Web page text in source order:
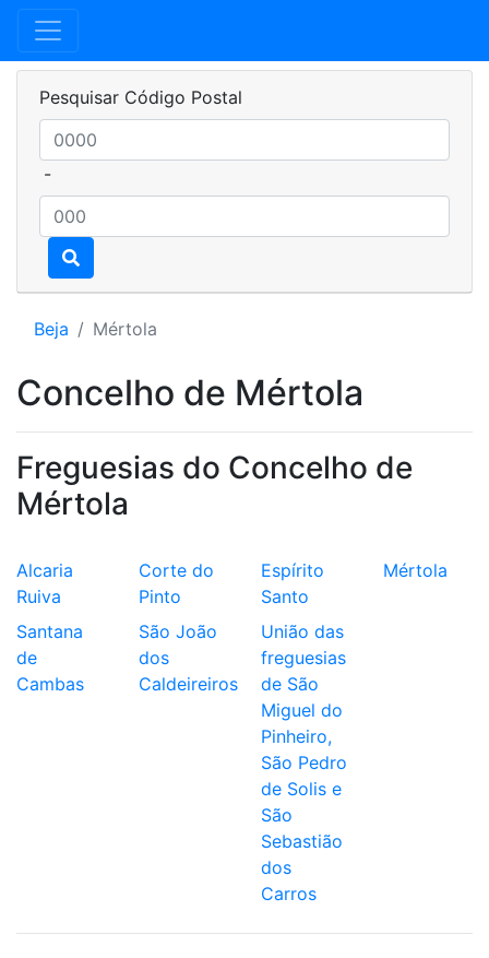
Pesquisar Código Postal
-
Beja Mértola
Concelho de Mértola
Freguesias do Concelho de
Mértola
Alcaria
Ruiva
Corte do
Pinto
Espírito
Santo
Mértola
Santana
de
Cambas
São João
dos
Caldeireiros
União das
freguesias
de São
Miguel do
Pinheiro,
São Pedro
de Solis e
São
Sebastião
dos
Carros